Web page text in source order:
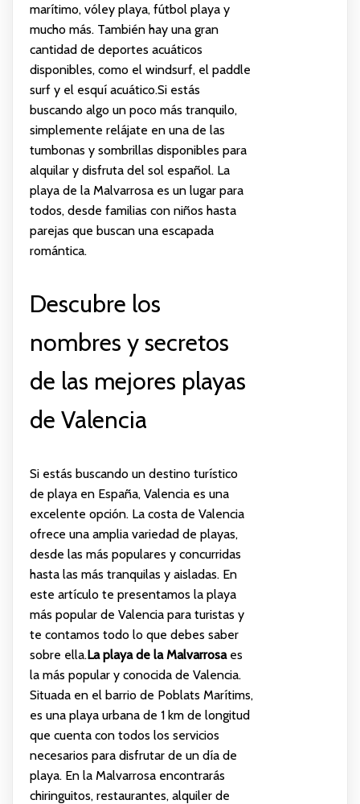
marítimo, vóley playa, fútbol playa y
mucho más. También hay una gran
cantidad de deportes acuáticos
disponibles, como el windsurf, el paddle
surf y el esquí acuático.Si estás
buscando algo un poco más tranquilo,
simplemente relájate en una de las
tumbonas y sombrillas disponibles para
alquilar y disfruta del sol español. La
playa de la Malvarrosa es un lugar para
todos, desde familias con niños hasta
parejas que buscan una escapada
romántica.
Descubre los
nombres y secretos
de las mejores playas
de Valencia
Si estás buscando un destino turístico
de playa en España, Valencia es una
excelente opción. La costa de Valencia
ofrece una amplia variedad de playas,
desde las más populares y concurridas
hasta las más tranquilas y aisladas. En
este artículo te presentamos la playa
más popular de Valencia para turistas y
te contamos todo lo que debes saber
sobre ella.La playa de la Malvarrosaes
la más popular y conocida de Valencia.
Situada en el barrio de Poblats Marítims,
es una playa urbana de 1 km de longitud
que cuenta con todos los servicios
necesarios para disfrutar de un día de
playa. En la Malvarrosa encontrarás
chiringuitos, restaurantes, alquiler de